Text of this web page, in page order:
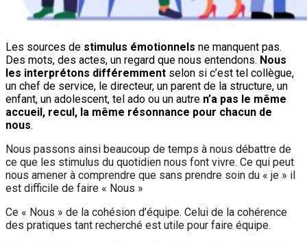
Les sources de stimulus émotionnels ne manquent pas.
Des mots, des actes, un regard que nous entendons. N ous
les interprétons différemment selon si c’est tel collègue,
un chef de service, le directeur, un parent de la structure, un
enfant, un adolescent, tel ado ou un autre n’a pas le même
accueil, recul, la même résonnance pour chacun de
nous.
Nous passons ainsi beaucoup de temps à nous débattre de
ce que les stimulus du quotidien nous font vivre. Ce qui peut
nous amener à comprendre que sans prendre soin du « je » il
est difficile de faire « Nous »
Ce « Nous » de la cohésion d’équipe. Celui de la cohérence
des pratiques tant recherché est utile pour faire équipe.